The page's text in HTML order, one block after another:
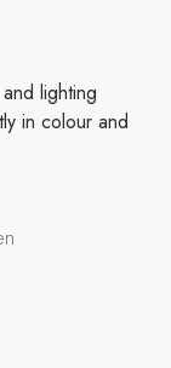
lighting
in colour and